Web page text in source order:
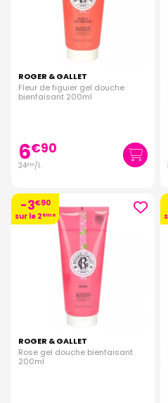
ROGER & GALLET
Fleur de figuier gel douche
bienfaisant 200ml
6€90
34€50/l.
-3€90
sur le 2ème
ROGER & GALLET
Rose gel douche bienfaisant
200ml